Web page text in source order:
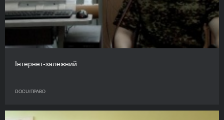
Інтернет-залежний
DOCU/ПРАВО